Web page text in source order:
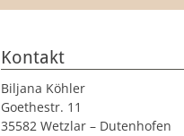
Kontakt
Biljana Köhler
Goethestr. 11
35582 Wetzlar – Dutenhofen